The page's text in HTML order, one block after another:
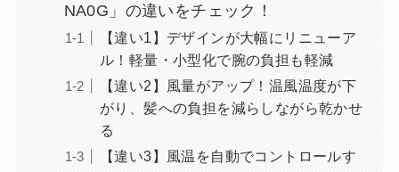
NA0G」の違いをチェック！
【違い1】デザインが大幅にリニューア
ル！軽量・小型化で腕の負担も軽減
【違い2】風量がアップ！温風温度が下
がり、髪への負担を減らしながら乾かせ
る
【違い3】風温を自動でコントロールす